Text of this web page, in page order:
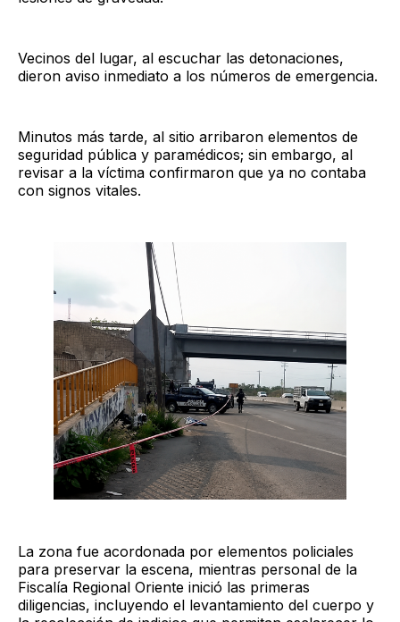
Vecinos del lugar, al escuchar las detonaciones,
dieron aviso inmediato a los números de emergencia.
Minutos más tarde, al sitio arribaron elementos de
seguridad pública y paramédicos; sin embargo, al
revisar a la víctima confirmaron que ya no contaba
con signos vitales.
La zona fue acordonada por elementos policiales
para preservar la escena, mientras personal de la
Fiscalía Regional Oriente inició las primeras
diligencias, incluyendo el levantamiento del cuerpo y